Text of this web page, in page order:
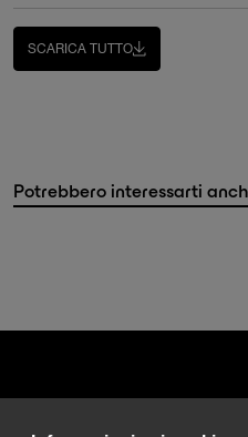
SCARICA TUTTO
Potrebbero interessarti